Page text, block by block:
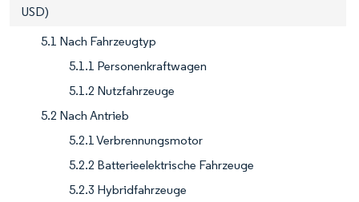
USD)
5.1 Nach Fahrzeugtyp
5.1.1 Personenkraftwagen
5.1.2 Nutzfahrzeuge
5.2 Nach Antrieb
5.2.1 Verbrennungsmotor
5.2.2 Batterieelektrische Fahrzeuge
5.2.3 Hybridfahrzeuge